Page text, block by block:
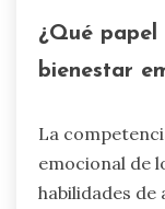
¿Qué
bienestar
La
emocional de
habilidades